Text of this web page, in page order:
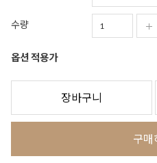
수량
옵션 적용가
장바구니
구매